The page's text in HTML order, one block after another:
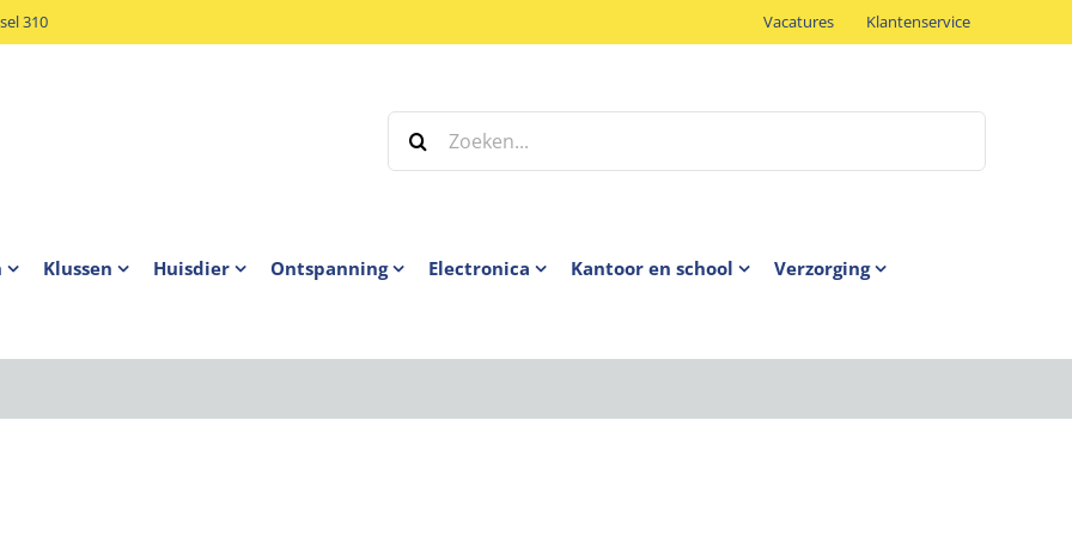
310 Vacatures Klantenservice
Zoeken
naar:
Klussen Huisdier Ontspanning Electronica Kantoor en school Verzorging